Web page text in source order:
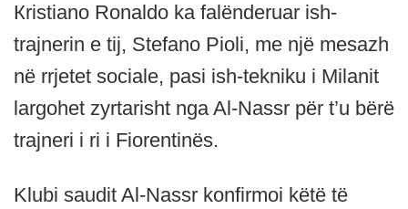
Кristiano Ronaldo ka falënderuar ish-
trajnerin e tij, Stefano Pioli, me një mesazh
në rrjetet sociale, pasi ish-tekniku i Milanit
largohet zyrtarisht nga Al-Nassr për t’u bërë
trajneri i ri i Fiorentinës.
Klubi saudit Al-Nassr konfirmoi këtë të